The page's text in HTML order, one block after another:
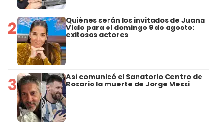
2 Quiénes serán los invitados de Juana
Viale para el domingo 9 de agosto:
exitosos actores
3 Así comunicó el Sanatorio Centro de
Rosario la muerte de Jorge Messi